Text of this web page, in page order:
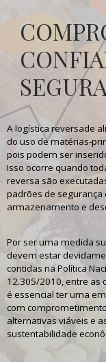
Alogística reversade
do uso de matérias-
pois podem ser
Isso ocorre quando
reversa são
padrões de segurança
armazenamento e
Por ser uma medida
devem estar
contidas na Política
12.305/2010, entre as
é essencial ter uma
com
alternativas viáveis e
sustentabilidade